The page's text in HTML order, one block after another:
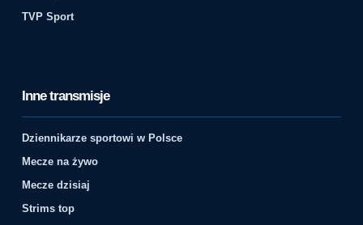
TVP Sport
Inne transmisje
Dziennikarze sportowi w Polsce
Mecze na żywo
Mecze dzisiaj
Strims top